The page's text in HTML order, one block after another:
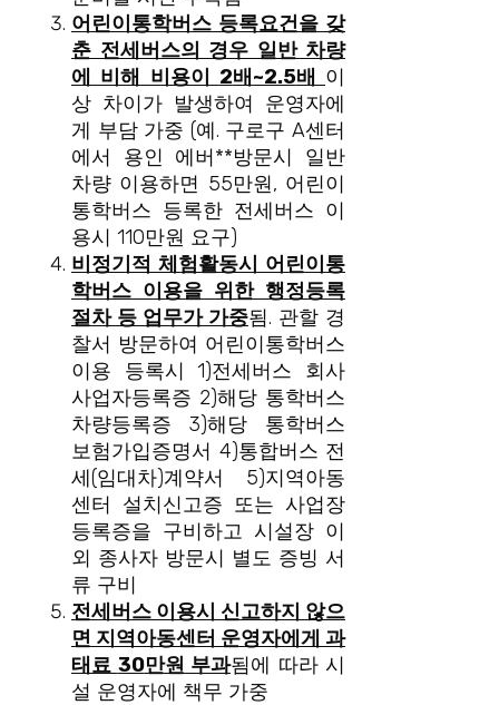
어린이통학버스 등록요건을 갖
춘 전세버스의 경우 일반 차량
에 비해 비용이 2배 ~2.5배 이
상 차이가 발생하여 운영자에
게 부담 가중 (예. 구로구 A센터
에서 용인 에버**방문시 일반
차량 이용하면 55만원, 어린이
통학버스 등록한 전세버스 이
용시 110만원 요구)
비정기적 체험활동시 어린이통
학버스 이용을 위한 행정등록
절차 등 업무가 가중됨. 관할 경
찰서 방문하여 어린이통학버스
이용 등록시 1)전세버스 회사
사업자등록증 2)해당 통학버스
차량등록증 3)해당 통학버스
보험가입증명서 4)통합버스 전
세(임대차)계약서 5)지역아동
센터 설치신고증 또는 사업장
등록증을 구비하고 시설장 이
외 종사자 방문시 별도 증빙 서
류 구비
전세버스 이용시 신고하지 않으
면 지역아동센터 운영자에게 과
태료 30만원 부과됨에 따라 시
설 운영자에 책무 가중